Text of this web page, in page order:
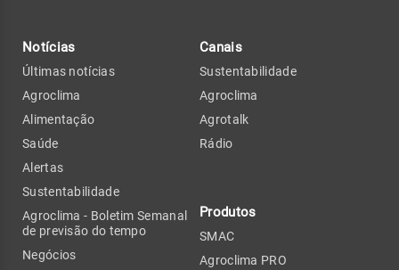
Notícias
Últimas notícias
Agroclima
Alimentação
Saúde
Alertas
Sustentabilidade
Agroclima - Boletim Semanal
de previsão do tempo
Negócios
Canais
Sustentabilidade
Agroclima
Agrotalk
Rádio
Produtos
SMAC
Agroclima PRO